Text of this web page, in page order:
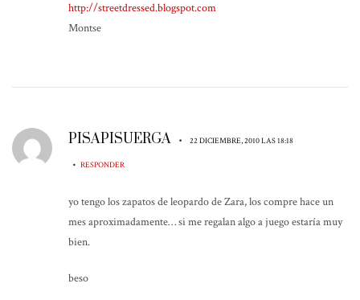
http://streetdressed.blogspot.com
Montse
PISAPISUERGA • 22 DICIEMBRE, 2010 LAS 18:18
• RESPONDER
yo tengo los zapatos de leopardo de Zara, los compre hace un
mes aproximadamente… si me regalan algo a juego estaría muy
bien.
beso